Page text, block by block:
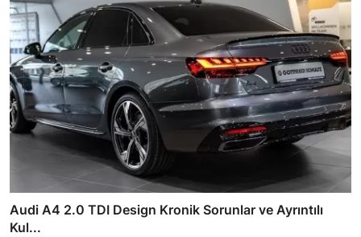
Audi A4 2.0 TDI Design Kronik Sorunlar ve Ayrıntılı
Kul...